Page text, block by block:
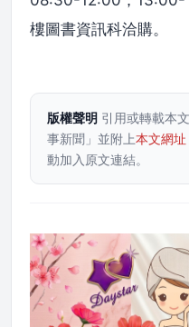
樓圖書資訊科洽購。
版權聲明 引用或轉載本
事新聞」並附上本文網址
動加入原文連結。